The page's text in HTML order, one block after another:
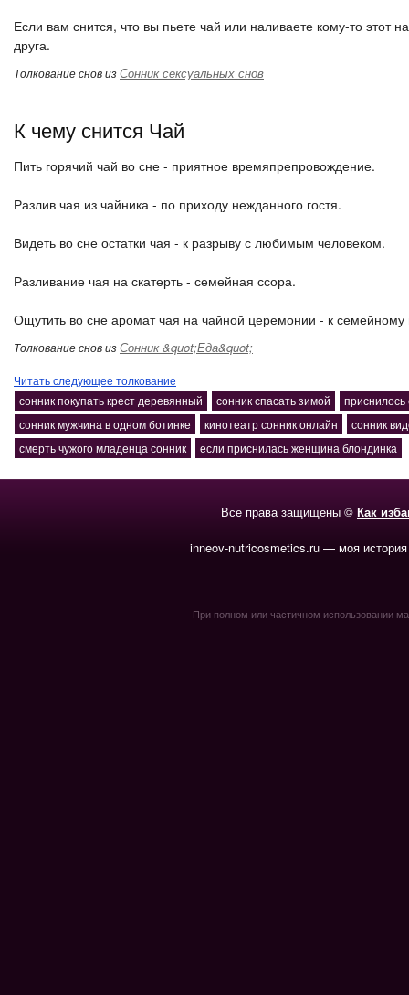
Если вам снится, что вы пьете чай или наливаете кому-то этот
друга.
Толкование снов изСонник сексуальных снов
К чему снится Чай
Пить горячий чай во сне - приятное времяпрепровождение.
Разлив чая из чайника - по приходу нежданного гостя.
Видеть во сне остатки чая - к разрыву с любимым человеком.
Разливание чая на скатерть - семейная ссора.
Ощутить во сне аромат чая на чайной церемонии - к
Толкование снов изСонник &quot;Еда&quot;
Читать следующее толкование
сонник покупать крест деревянный
сонник спасать зимой
приснилось
сонник мужчина в одном ботинке
кинотеатр сонник онлайн
сонник
смерть чужого младенца сонник
если приснилась женщина блондинка
Все права защищены © Как
inneov-nutricosmetics.ru — моя
При полном или частичном использовании